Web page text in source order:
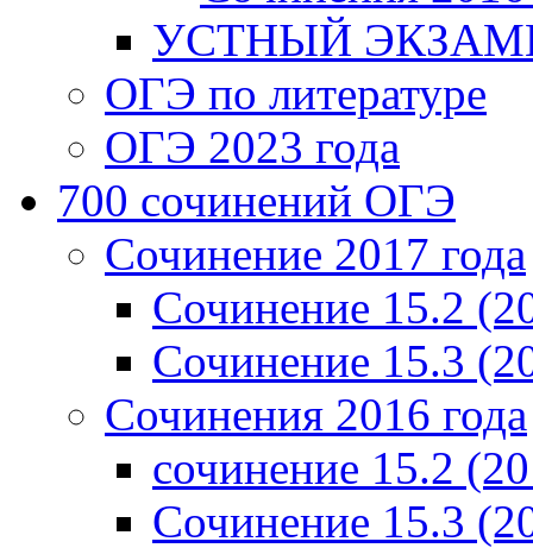
УСТНЫЙ
ОГЭ по литературе
ОГЭ 2023 года
700 cочинений ОГЭ
Сочинение 2017 года
Сочинение 15.2
Сочинение 15.3
Сочинения 2016 года
сочинение 15.2
Сочинение 15.3